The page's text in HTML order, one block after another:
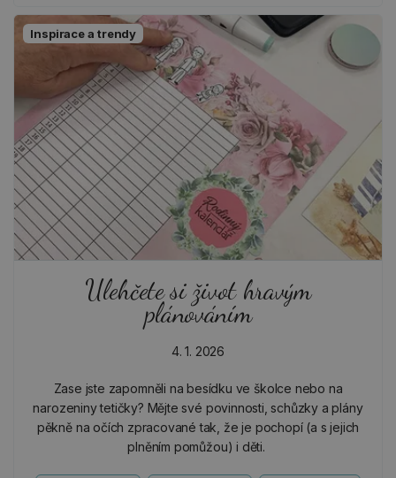
Inspirace a trendy
Ulehčete si život hravým
plánováním
4. 1. 2026
Zase jste zapomněli na besídku ve školce nebo na
narozeniny tetičky? Mějte své povinnosti, schůzky a plány
pěkně na očích zpracované tak, že je pochopí (a s jejich
plněním pomůžou) i děti.